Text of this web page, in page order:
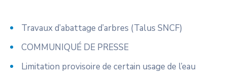
Travaux d’abattage d’arbres (Talus SNCF)
COMMUNIQUÉ DE PRESSE
Limitation provisoire de certain usage de l’eau